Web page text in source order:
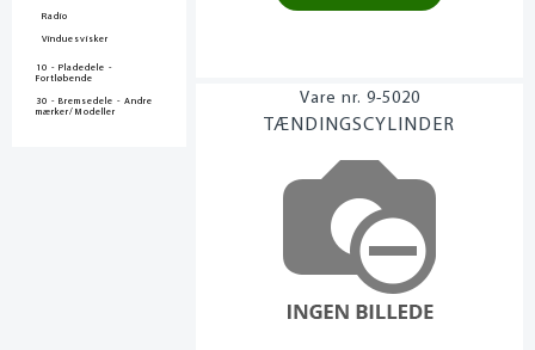
Radio
Vinduesvisker
10 - Pladedele -
Fortløbende
30 - Bremsedele - Andre
mærker/Modeller
9-5020
TÆNDINGSCYLINDER